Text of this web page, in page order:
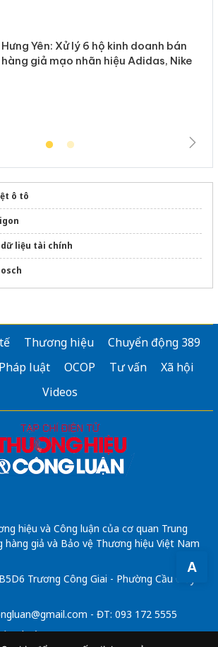
A
Hưng Yên: Xử lý 6 hộ kinh doanh bán
hàng giả mạo nhãn hiệu Adidas, Nike
ô tô
dữ liệu tài chính
Thương hiệu
Chuyển động 389
luật
OCOP Tư vấn
Xã hội
Videos
hiệu và Công luận của cơ quan Trung
hàng giả và Bảo vệ Thương hiệu Việt Nam
Trương Công Giai - Phường Cầu Giấy -
- ĐT: 093 172 5555
Thuận